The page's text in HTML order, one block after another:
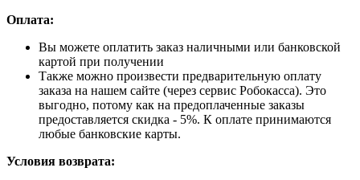
Оплата:
Вы можете оплатить заказ наличными или банковской
картой при получении
Также можно произвести предварительную оплату
заказа на нашем сайте (через сервис Робокасса). Это
выгодно, потому как на предоплаченные заказы
предоставляется скидка - 5%. К оплате принимаются
любые банковские карты.
Условия возврата: